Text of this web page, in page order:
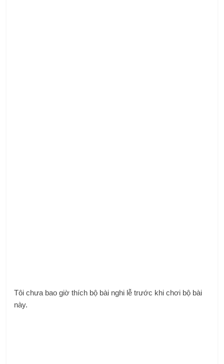
Tôi chưa bao giờ thích bộ bài nghi lễ trước khi chơi bộ bài
này.